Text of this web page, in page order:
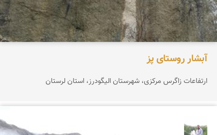
آبشار روستای پز
ارتفاعات زاگرس مرکزی، شهرستان الیگودرز، استان لرستان